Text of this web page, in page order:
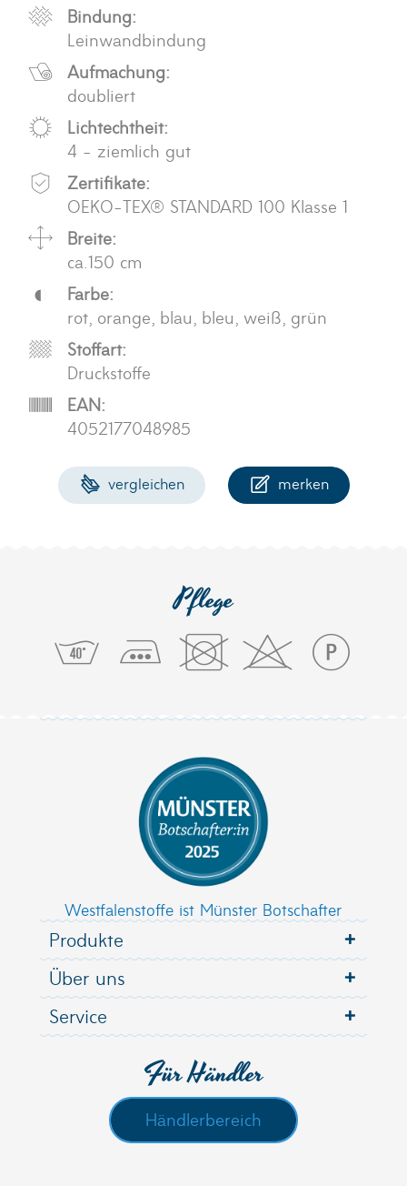
Bindung:
Leinwandbindung
Aufmachung:
doubliert
Lichtechtheit:
4 - ziemlich gut
Zertifikate:
OEKO-TEX® STANDARD 100 Klasse 1
Breite:
ca.150 cm
Farbe:
rot, orange, blau, bleu, weiß, grün
Stoffart:
Druckstoffe
EAN:
4052177048985
vergleichen merken
Pflege
Westfalenstoffe ist Münster Botschafter
Produkte
Über uns
Service
Für Händler
Händlerbereich